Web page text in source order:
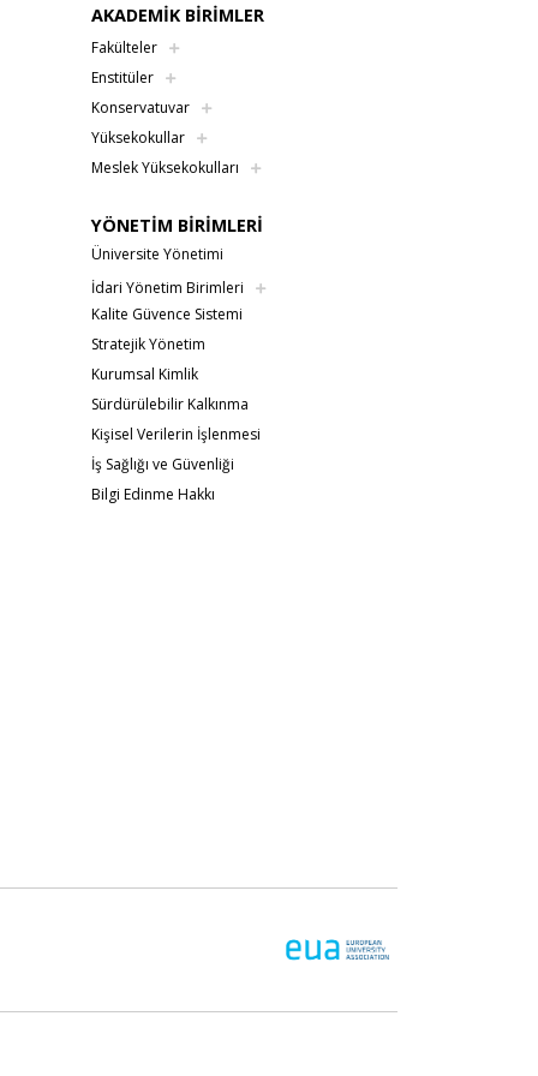
AKADEMİK BİRİMLER
Fakülteler
Enstitüler
Konservatuvar
Yüksekokullar
Meslek Yüksekokulları
YÖNETİM BİRİMLERİ
Üniversite Yönetimi
İdari Yönetim Birimleri
Kalite Güvence Sistemi
Stratejik Yönetim
Kurumsal Kimlik
Sürdürülebilir Kalkınma
Kişisel Verilerin İşlenmesi
İş Sağlığı ve Güvenliği
Bilgi Edinme Hakkı